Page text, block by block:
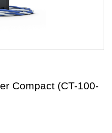
Compact (CT-100-